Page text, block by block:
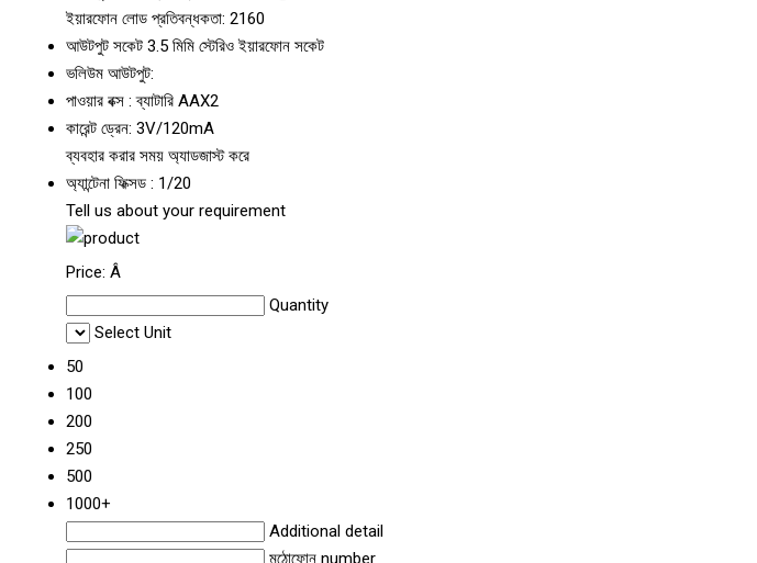
ইয়ারফোন লোড প্রতিবন্ধকতা: 2160
আউটপুট সকেট 3.5 মিমি স্টেরিও ইয়ারফোন সকেট
ভলিউম আউটপুট:
পাওয়ার বক্স : ব্যাটারি AAX2
কারেন্ট ড্রেন: 3V/120mA
ব্যবহার করার সময় অ্যাডজাস্ট করে
অ্যান্টেনা ফিক্সড : 1/20
Tell us about your requirement
Price: Â
Quantity
Select Unit
50
100
200
250
500
1000+
Additional detail